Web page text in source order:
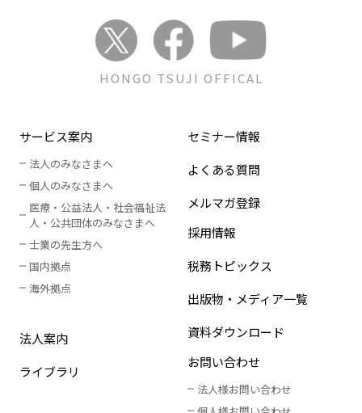
HONGO TSUJI OFFICAL
サービス案内
法人のみなさまへ
個人のみなさまへ
医療・公益法人・社会福祉法
人 ・ 公共団体のみなさまへ
士業の先生方へ
国内拠点
海外拠点
法人案内
ライブラリ
セミナー情報
よくある質問
メルマガ登録
採用情報
税務トピックス
出版物・メディア一覧
資料ダウンロード
お問い合わせ
法人様お問い合わせ